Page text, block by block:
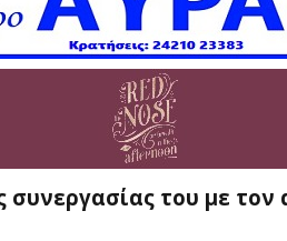
του με